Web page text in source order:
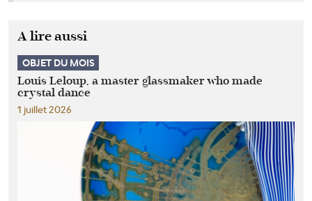
A lire aussi
OBJET DU MOIS
Louis Leloup, a master glassmaker who made
crystal dance
1 juillet 2026